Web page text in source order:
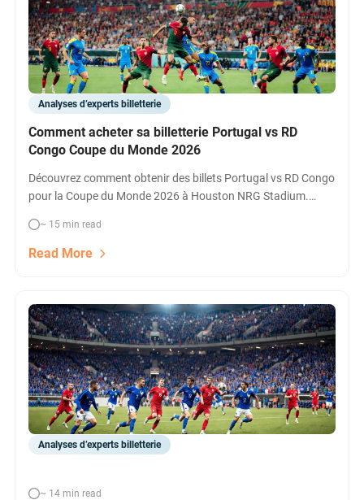
Analyses d’experts billetterie
Comment acheter sa billetterie Portugal vs RD
Congo Coupe du Monde 2026
Découvrez comment obtenir des billets Portugal vs RD Congo
pour la Coupe du Monde 2026 à Houston NRG Stadium.
du groupe K !
~ 15 min read
Read More
Analyses d’experts billetterie
~ 14 min read